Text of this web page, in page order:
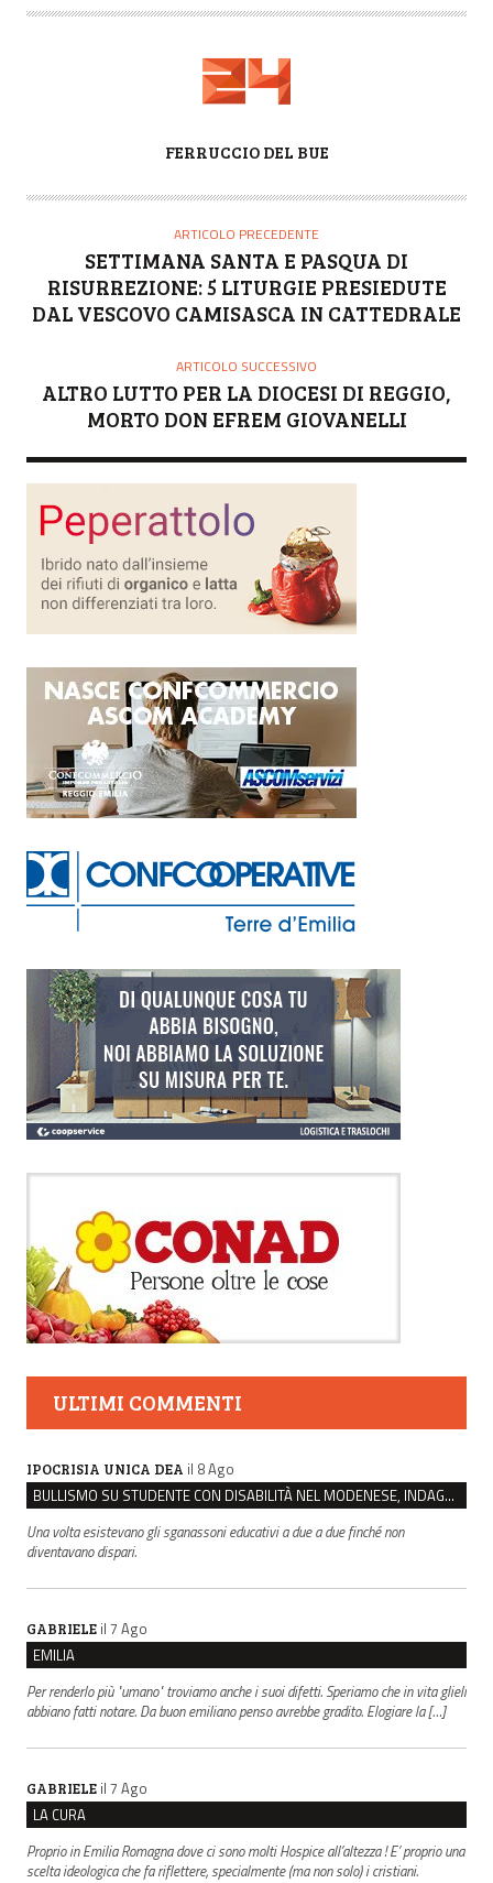
T
FERRUCCIO DEL BUE
ARTICOLO PRECEDENTE
SETTIMANA SANTA E PASQUA DI
RISURREZIONE: 5 LITURGIE PRESIEDUTE
DAL VESCOVO CAMISASCA IN CATTEDRALE
ARTICOLO SUCCESSIVO
ALTRO LUTTO PER LA DIOCESI DI REGGIO,
MORTO DON EFREM GIOVANELLI
ULTIMI COMMENTI
IPOCRISIA UNICA DEA il 8 Ago
BULLISMO SU STUDENTE CON DISABILITÀ NEL MODENESE, INDAGATI DUE RAGAZZI DI 16 ANNI
Una volta esistevano gli sganassoni educativi a due a due finché non
diventavano dispari.
GABRIELE il 7 Ago
EMILIA
Per renderlo più "umano" troviamo anche i suoi difetti. Speriamo che in vita glieli
abbiano fatti notare. Da buon emiliano penso avrebbe gradito. Elogiare la […]
GABRIELE il 7 Ago
LA CURA
Proprio in Emilia Romagna dove ci sono molti Hospice all’altezza ! E’ proprio una
scelta ideologica che fa riflettere, specialmente (ma non solo) i cristiani.